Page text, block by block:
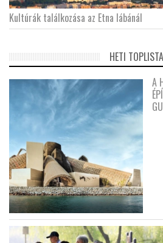
Kultúrák találkozása az Etna lábánál
HETI TOPLISTA
A